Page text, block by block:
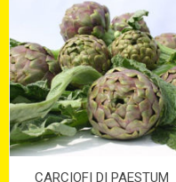
CARCIOFI DI PAESTUM